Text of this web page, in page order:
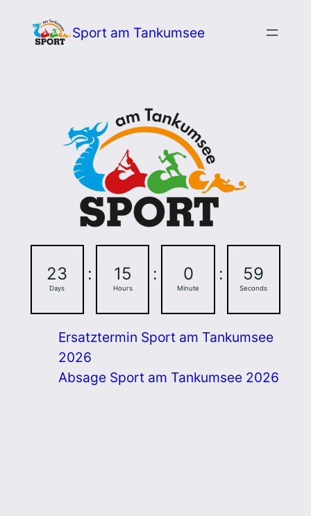
Inhalt
Sport am Tankumsee
23
Days
: 15
Hours
: 0
Minute
: 57
Seconds
Ersatztermin Sport am Tankumsee
2026
Absage Sport am Tankumsee 2026